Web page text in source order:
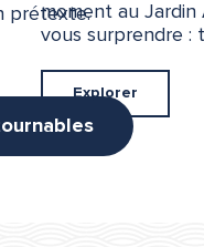
moment au Jardin
vous surprendre :
Explorer
prétexte.